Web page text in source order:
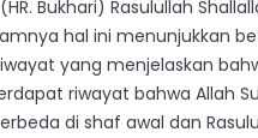
Bukhari) Rasulullah
hal ini menunjukkan
yang menjelaskan
riwayat bahwa Allah
di shaf awal dan